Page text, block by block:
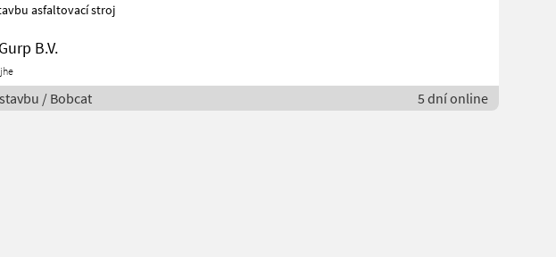
asfaltovací stroj
B.V.
/ Bobcat 5 dní online